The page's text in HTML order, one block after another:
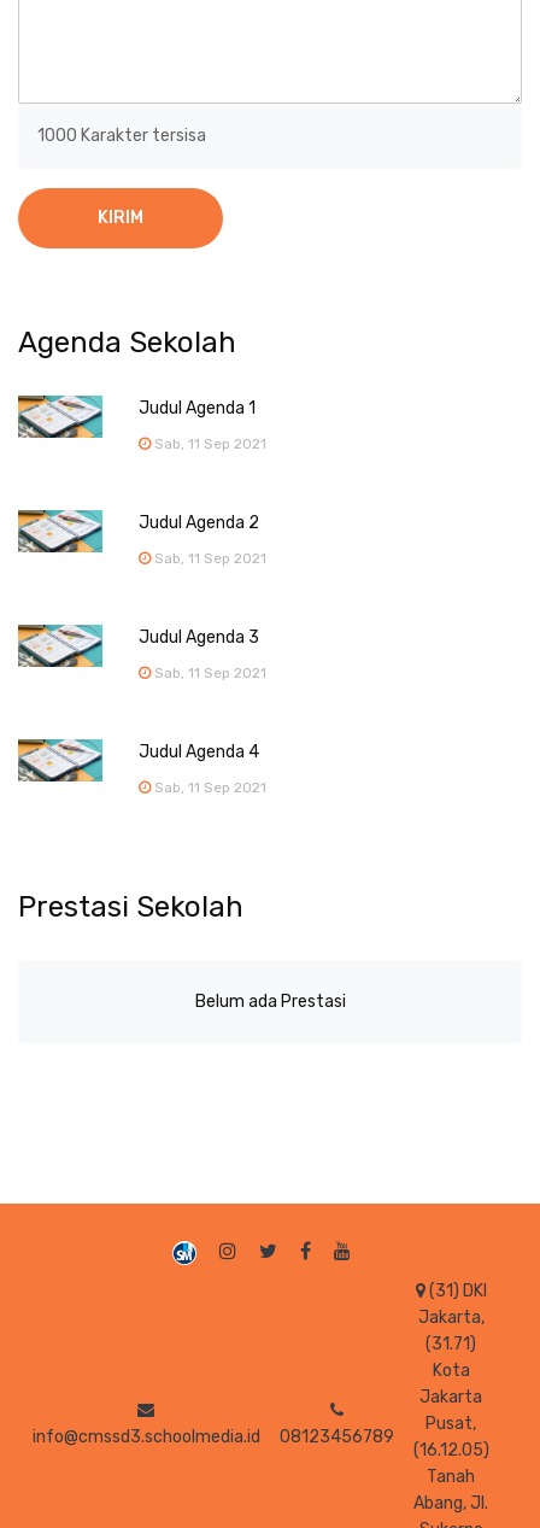
1000 Karakter tersisa
KIRIM
Agenda Sekolah
Judul Agenda 1
Sab, 11 Sep 2021
Judul Agenda 2
Sab, 11 Sep 2021
Judul Agenda 3
Sab, 11 Sep 2021
Judul Agenda 4
Sab, 11 Sep 2021
Prestasi Sekolah
Belum ada Prestasi
info@cmssd3.schoolmedia.id 08123456789
(31) DKI
Jakarta,
(31.71)
Kota
Jakarta
Pusat,
(16.12.05)
Tanah
Abang, Jl.